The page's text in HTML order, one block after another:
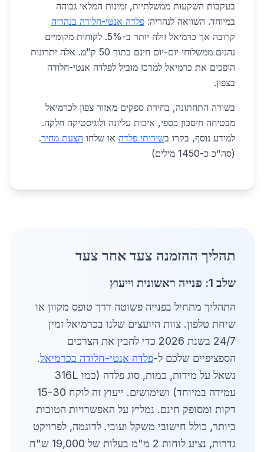
בעקבות השקעות ממשלתיות, זמינות המלאי גבוהה
במיוחד. השוואה לנהריה: פלדה אנטי-חלודה בנהריה
קרובה אך כרמיאל זולה יותר ב-5%. לקוחות מקומיים
נהנים ממשלוחי יום-יום חינם בתוך 50 ק"מ. אלה יתרונות
הופכים את כרמיאל למרכז מוביל לפלדה אנטי-חלודה
בצפון.
בשורה התחתונה, בחירת ספקים מאזור צפון לכרמיאל
מבטיחה חיסכון כספי, איכות עליונה ולוגיסטיקה חלקה.
למידע נוסף, בקרו בשירותי פלדה או שלחו הצעת מחיר.
(סה"כ כ-1450 מילים)
תהליך ההזמנה צעד אחר צעד
שלב 1: פנייה ראשונית וייעוץ
התהליך מתחיל בפנייה פשוטה דרך טופס מקוון או
שיחת טלפון. צוות היועצים שלנו בכרמיאל זמין
24/7 בשנת 2026 כדי להבין את הצרכים
הספציפיים שלכם ל-פלדה אנטי-חלודה בכרמיאל.
נשאל על מידות, כמות, סוג פלדה (כמו 316L
עמידה במיוחד) ושימושים. ייעוץ זה לוקח 15-30
דקות ומסופק חינם. נמליץ על האפשרויות הטובות
ביותר, כולל חישובי משקל ועובי. לדוגמה, לפרויקט
גדרות, נציע לוחות 2 מ"מ בעלות של 19,000 ש"ח